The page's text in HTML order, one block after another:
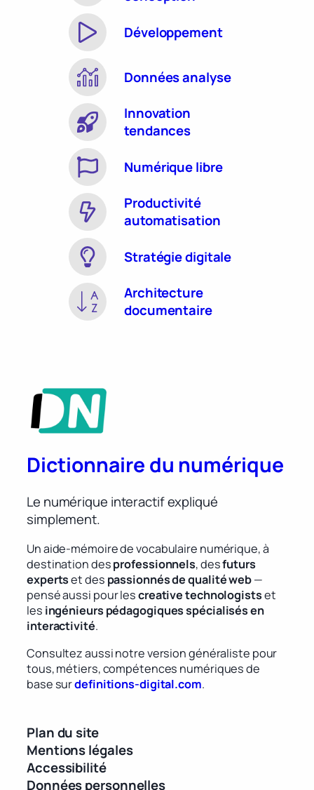
Développement
Données analyse
Innovation
tendances
Numérique libre
Productivité
automatisation
Stratégie digitale
Architecture
documentaire
Dictionnaire du numérique
Le numérique interactif expliqué
simplement.
Un aide-mémoire de vocabulaire numérique, à
destination desprofessionnels, desfuturs
expertset des passionnés de qualité web—
pensé aussi pour lescreative technologistset
les ingénieurs pédagogiques spécialisés en
interactivité.
Consultez aussi notre version généraliste pour
tous, métiers, compétences numériques de
base surdefinitions-digital.com.
Plan du site
Mentions légales
Accessibilité
Données personnelles